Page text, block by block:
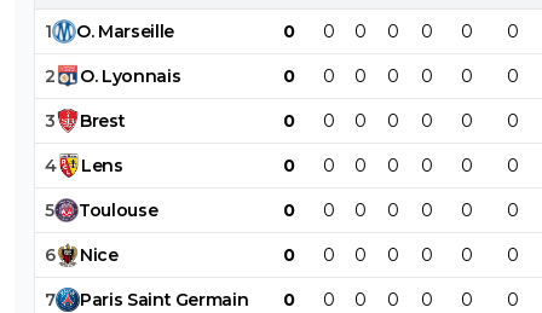
1 O. Marseille 0 0 0 0 0 0 0
2 O. Lyonnais 0 0 0 0 0 0 0
3 Brest 0 0 0 0 0 0 0
4 Lens 0 0 0 0 0 0 0
5 Toulouse 0 0 0 0 0 0 0
6 Nice 0 0 0 0 0 0 0
7 Paris Saint Germain 0 0 0 0 0 0 0